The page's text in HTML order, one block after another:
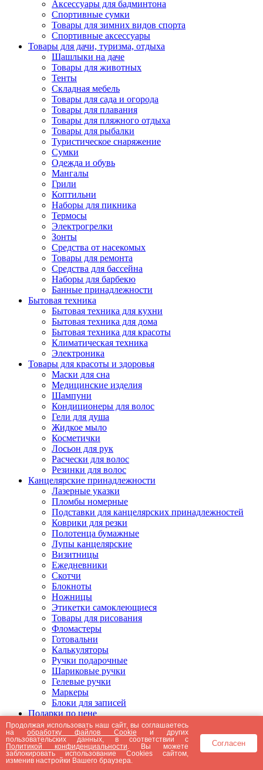
Аксессуары для бадминтона
Спортивные сумки
Товары для зимних видов спорта
Спортивные аксессуары
Товары для дачи, туризма, отдыха
Шашлыки на даче
Товары для животных
Тенты
Складная мебель
Товары для сада и огорода
Товары для плавания
Товары для пляжного отдыха
Товары для рыбалки
Туристическое снаряжение
Сумки
Одежда и обувь
Мангалы
Грили
Коптильни
Наборы для пикника
Термосы
Электрогрелки
Зонты
Средства от насекомых
Товары для ремонта
Средства для бассейна
Наборы для барбекю
Банные принадлежности
Бытовая техника
Бытовая техника для кухни
Бытовая техника для дома
Бытовая техника для красоты
Климатическая техника
Электроника
Товары для красоты и здоровья
Маски для сна
Медицинские изделия
Шампуни
Кондиционеры для волос
Гели для душа
Жидкое мыло
Косметички
Лосьон для рук
Расчески для волос
Резинки для волос
Канцелярские принадлежности
Лазерные указки
Пломбы номерные
Подставки для канцелярских принадлежностей
Коврики для резки
Полотенца бумажные
Лупы канцелярские
Визитницы
Ежедневники
Скотчи
Блокноты
Ножницы
Этикетки самоклеющиеся
Товары для рисования
Фломастеры
Готовальни
Калькуляторы
Ручки подарочные
Шариковые ручки
Гелевые ручки
Маркеры
Блоки для записей
Подарки по цене
Подарки от 5000 рублей
Подарки до 5000 рублей
Подарки до 3000 рублей
Подарки до 2000 рублей
Подарки до 1000 рублей
Продолжая использовать наш сайт, вы соглашаетесь
наобработку файлов Cookie и других
пользовательских данных, в соответствии с
Политикой конфиденциальности . Вы можете
заблокировать использование Cookies сайтом,
изменив настройки Вашего браузера.
Согласен